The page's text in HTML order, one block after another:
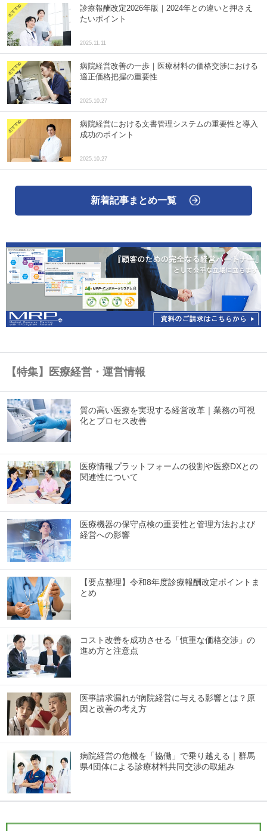
診療報酬改定2026年版｜2024年との違いと押さえ
たいポイント
2025.11.11
病院経営改善の一歩｜医療材料の価格交渉における
適正価格把握の重要性
2025.10.27
病院経営における文書管理システムの重要性と導入
成功のポイント
2025.10.27
新着記事まとめ一覧
【特集】医療経営・運営情報
質の高い医療を実現する経営改革｜業務の可視
化とプロセス改善
医療情報プラットフォームの役割や医療DXとの
関連性について
医療機器の保守点検の重要性と管理方法および
経営への影響
【要点整理】令和8年度診療報酬改定ポイントま
とめ
コスト改善を成功させる「慎重な価格交渉」の
進め方と注意点
医事請求漏れが病院経営に与える影響とは？原
因と改善の考え方
病院経営の危機を「協働」で乗り越える｜群馬
県4団体による診療材料共同交渉の取組み